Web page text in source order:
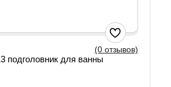
(0 отзывов)
подголовник для ванны